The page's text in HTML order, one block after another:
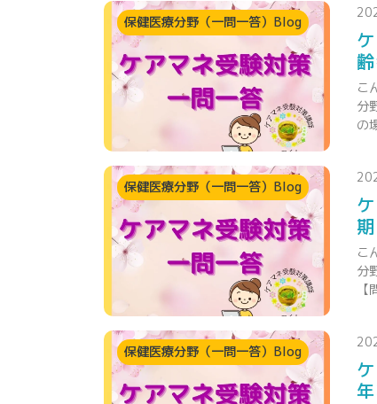
保健医療分野（一問一答）Blog
こ
分
の
保健医療分野（一問一答）Blog
こ
分
保健医療分野（一問一答）Blog